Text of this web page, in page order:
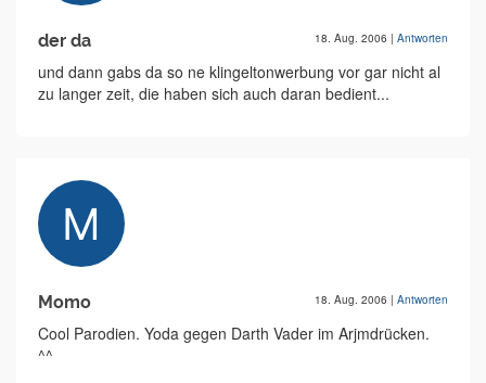
der da 18. Aug. 2006 | Antworten
und dann gabs da so ne klingeltonwerbung vor gar nicht al
zu langer zeit, die haben sich auch daran bedient...
Momo 18. Aug. 2006 | Antworten
Cool Parodien. Yoda gegen Darth Vader im Arjmdrücken.
^^